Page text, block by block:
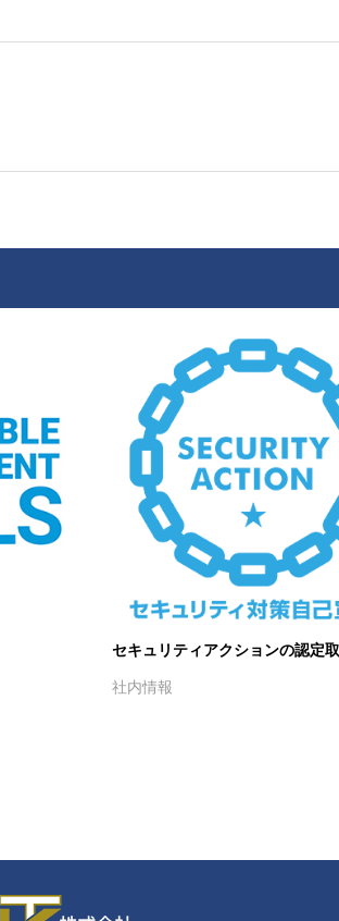
セキュリティアクションの認定
社内情報